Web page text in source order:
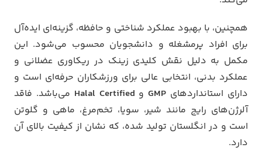
همچنین، با بهبود عملکرد شناختی و حافظه، گزینه‌ای ایده‌آل
برای افراد پرمشغله و دانشجویان محسوب می‌شود. این
مکمل به دلیل نقش کلیدی زینک در ریکاوری عضلانی و
عملکرد بدنی، انتخابی عالی برای ورزشکاران حرفه‌ای است و
دارای استانداردهای GMP و Halal Certified می‌باشد. فاقد
آلرژن‌های رایج مانند شیر، سویا، تخم‌مرغ، ماهی و گلوتن
است و در انگلستان تولید شده، که نشان از کیفیت بالای آن
دارد.